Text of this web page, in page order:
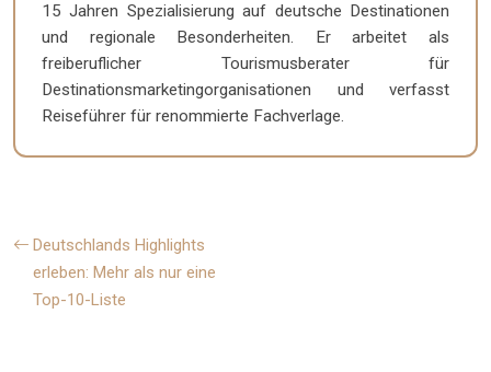
15 Jahren Spezialisierung auf deutsche Destinationen
und regionale Besonderheiten. Er arbeitet als
freiberuflicher Tourismusberater für
Destinationsmarketingorganisationen und verfasst
Reiseführer für renommierte Fachverlage.
Deutschlands Highlights
erleben: Mehr als nur eine
Top-10-Liste